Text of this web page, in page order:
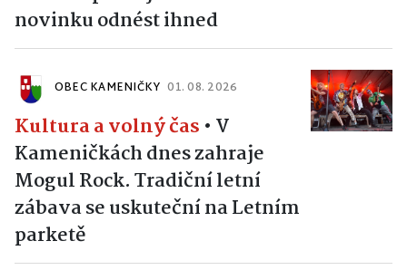
novinku odnést ihned
OBEC KAMENIČKY 01. 08. 2026
Kultura a volný čas • V
Kameničkách dnes zahraje
Mogul Rock. Tradiční letní
zábava se uskuteční na Letním
parketě